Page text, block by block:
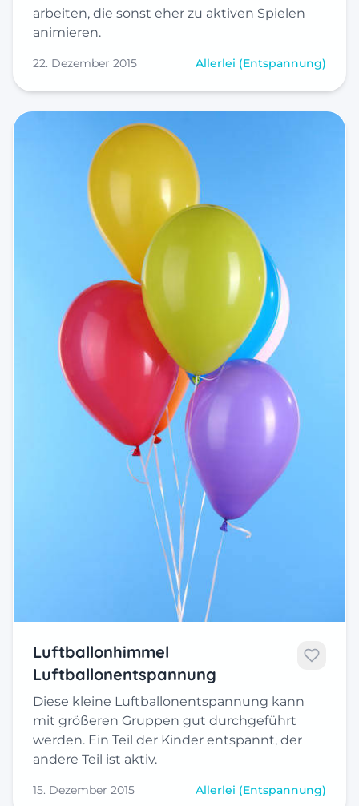
arbeiten, die sonst eher zu aktiven Spielen
animieren.
22. Dezember 2015 Allerlei (Entspannung)
Luftballonhimmel
Luftballonentspannung
Diese kleine Luftballonentspannung kann
mit größeren Gruppen gut durchgeführt
werden. Ein Teil der Kinder entspannt, der
andere Teil ist aktiv.
15. Dezember 2015 Allerlei (Entspannung)